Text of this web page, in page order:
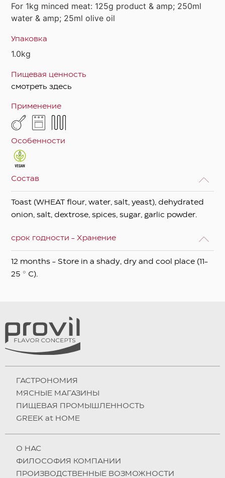
For 1kg minced meat: 125g product & amp; 250ml
water & amp; 25ml olive oil
Упаковка
1.0kg
Пищевая ценность
смотреть здесь
Применение
Особенности
Состав
Toast (WHEAT flour, water, salt, yeast), dehydrated
onion, salt, dextrose, spices, sugar, garlic powder.
срок годности - Хранение
12 months - Store in a shady, dry and cool place (11-
25 ° C).
ГАСТРОНОМИЯ
МЯСНЫЕ МАГАЗИНЫ
ПИЩЕВАЯ ПРОМЫШЛЕННОСТЬ
GREEK at HOME
О НAC
ФИЛОСОФИЯ КОМПАНИИ
ПРОИЗВОДСТВЕННЫЕ ВОЗМОЖНОСТИ